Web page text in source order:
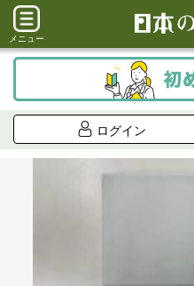
メニュー
ログイン